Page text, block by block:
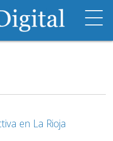
en La Rioja